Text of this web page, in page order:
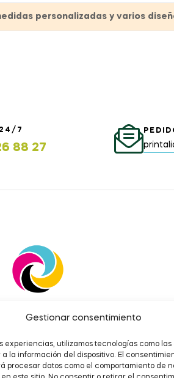
Gestionar consentimiento
experiencias, utilizamos tecnologías como las
la información del dispositivo. El
procesar datos como el comportamiento de
personalizadas y varios
24/7
88 27